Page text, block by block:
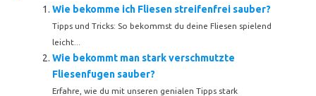
Wie bekomme ich Fliesen streifenfrei sauber?
Tipps und Tricks: So bekommst du deine Fliesen spielend
leicht...
Wie bekommt man stark verschmutzte
Fliesenfugen sauber?
Erfahre, wie du mit unseren genialen Tipps stark